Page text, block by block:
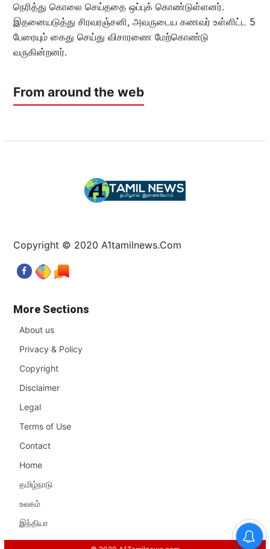
நெரித்து கொலை செய்ததை ஒப்புக் கொண்டுள்ளனர்.
இதனையடுத்து சிரவரஞ்சனி, அவருடைய கணவர் உள்ளிட்ட 5
பேரையும் கைது செய்து விசாரணை மேற்கொண்டு
வருகின்றனர்.
From around the web
Copyright © 2020 A1tamilnews.Com
More Sections
About us
Privacy & Policy
Copyright
Disclaimer
Legal
Terms of Use
Contact
Home
தமிழ்நாடு
உலகம்
இந்தியா